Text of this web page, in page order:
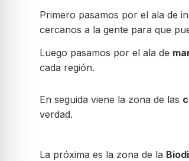
Primero pasamos por el ala de
cercanos a la gente para que
Luego pasamos por el ala de
cada región.
En seguida viene la zona de las
verdad.
La próxima es la zona de la